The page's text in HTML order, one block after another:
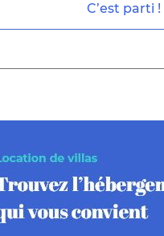
C’est parti !